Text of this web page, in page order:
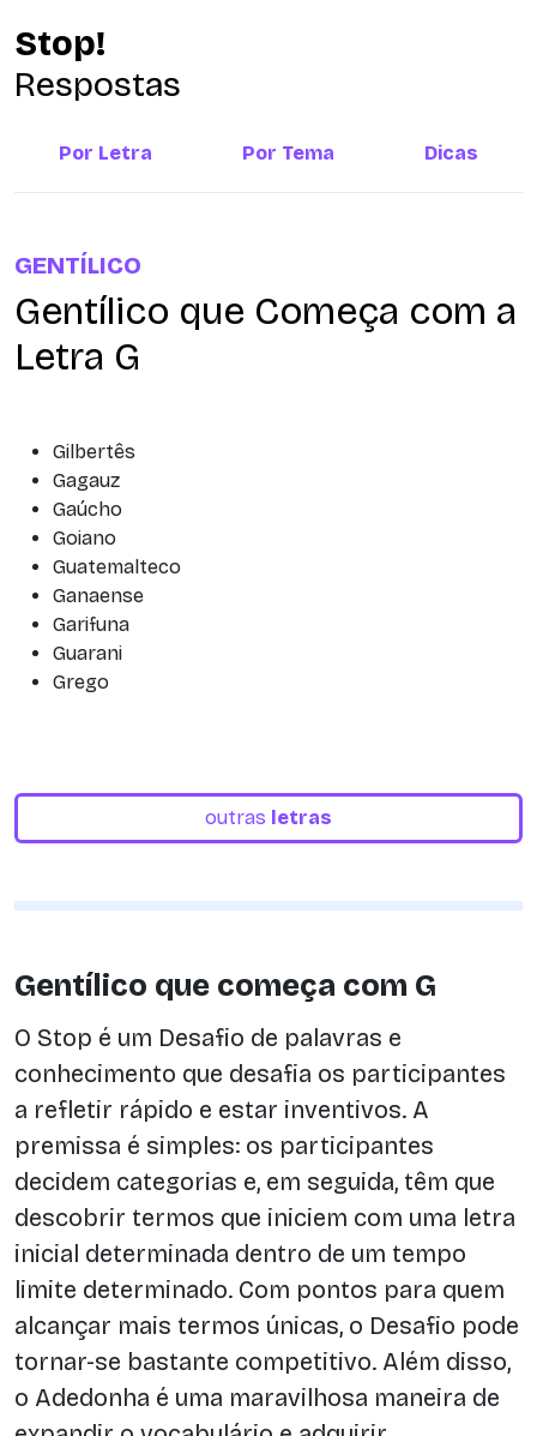
Stop!
Respostas
Por Letra Por Tema Dicas
GENTÍLICO
Gentílico que Começa com a
Letra G
Gilbertês
Gagauz
Gaúcho
Goiano
Guatemalteco
Ganaense
Garifuna
Guarani
Grego
outras letras
Gentílico que começa com G
O Stop é um Desafio de palavras e
conhecimento que desafia os participantes
a refletir rápido e estar inventivos. A
premissa é simples: os participantes
decidem categorias e, em seguida, têm que
descobrir termos que iniciem com uma letra
inicial determinada dentro de um tempo
limite determinado. Com pontos para quem
alcançar mais termos únicas, o Desafio pode
tornar-se bastante competitivo. Além disso,
o Adedonha é uma maravilhosa maneira de